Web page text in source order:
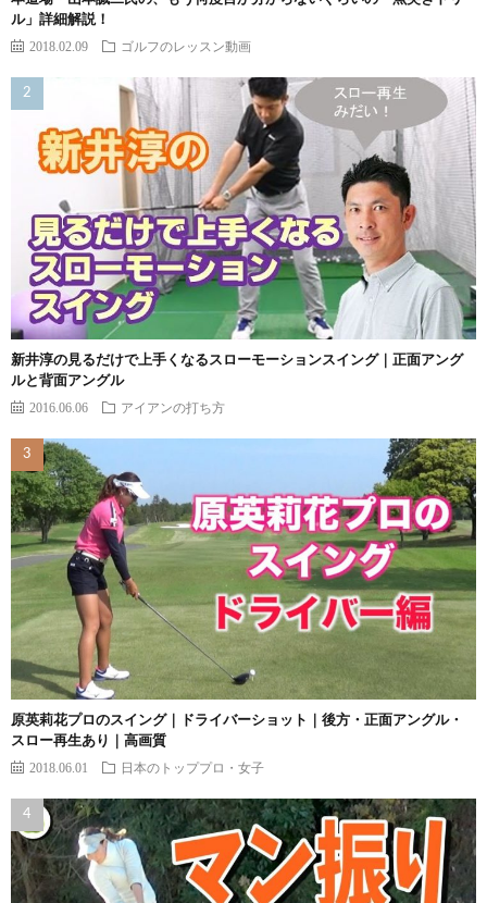
ル」詳細解説！
2018.02.09 ゴルフのレッスン動画
新井淳の見るだけで上手くなるスローモーションスイング｜正面アング
ルと背面アングル
2016.06.06 アイアンの打ち方
原英莉花プロのスイング｜ドライバーショット｜後方・正面アングル・
スロー再生あり｜高画質
2018.06.01 日本のトッププロ・女子